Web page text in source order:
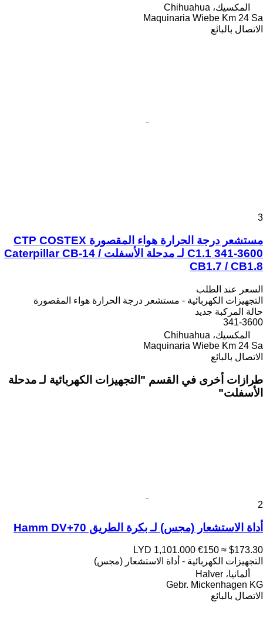
المكسيك، Chihuahua
Maquinaria Wiebe Km 24 Sa
الاتصال بالبائع
3
مستشعر درجة الحرارة هواء المقصورة CTP COSTEX
C1.1 341-3600 لـ مدحلة الأسفلت Caterpillar CB-14 /
CB1.7 / CB1.8
السعر عند الطلب
التجهيزات الكهربائية - مستشعر درجة الحرارة هواء المقصورة
حالة المركبة جديد
341-3600
المكسيك، Chihuahua
Maquinaria Wiebe Km 24 Sa
الاتصال بالبائع
طرازات أخرى في القسم "التجهيزات الكهربائية لـ مدحلة
الأسفلت"
2
أداة الاستشعار (مجس) لـ بكرة الطريق Hamm DV+70
LYD 1,101.000 €150 ≈ $173.30
التجهيزات الكهربائية - أداة الاستشعار (مجس)
ألمانيا، Halver
Gebr. Mickenhagen KG
الاتصال بالبائع